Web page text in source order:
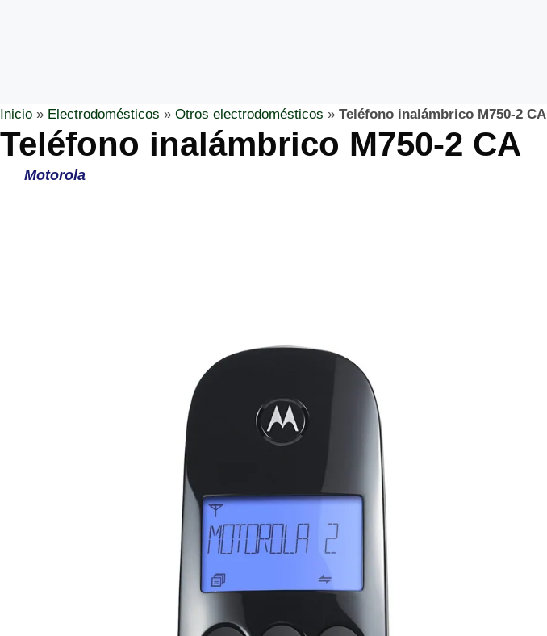
Inicio » Electrodomésticos » Otros electrodomésticos » Teléfono inalámbrico M750-2 CA
Teléfono inalámbrico M750-2 CA
Motorola